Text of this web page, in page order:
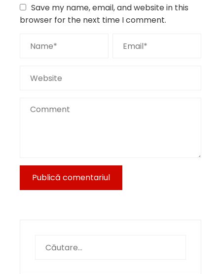
Save my name, email, and website in this
browser for the next time I comment.
după: